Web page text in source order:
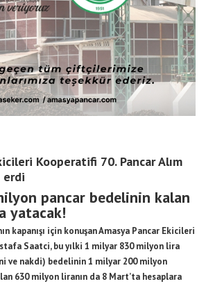
Kooperatifi 70. Pancar Alım
erdi
pancar bedelinin kalan
yatacak!
kapanışı için konuşan Amasya Pancar Ekicileri
Saatci, bu yılki 1 milyar 830 milyon lira
ve nakdi) bedelinin 1 milyar 200 milyon
630 milyon liranın da 8 Mart’ta hesaplara